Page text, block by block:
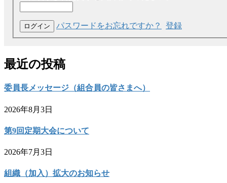
パスワードをお忘れですか？ 登録
最近の投稿
委員長メッセージ（組合員の皆さまへ）
2026年8月3日
第9回定期大会について
2026年7月3日
組織（加入）拡大のお知らせ